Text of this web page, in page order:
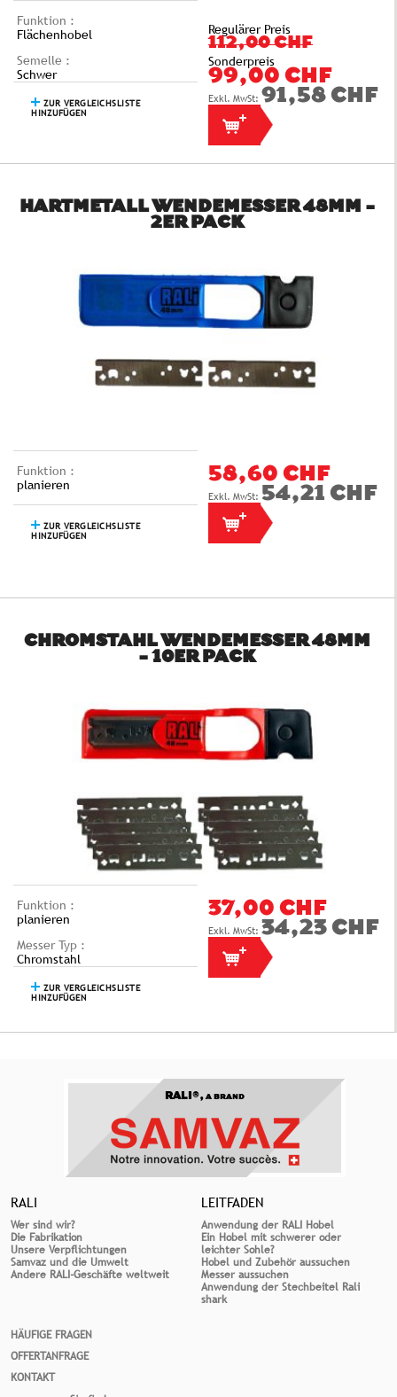
Funktion :
Flächenhobel
Semelle :
Schwer
ZUR VERGLEICHSLISTE
HINZUFÜGEN
Regulärer Preis
112,00 CHF
Sonderpreis
99,00 CHF
91,58 CHF
HARTMETALL WENDEMESSER 48MM -
2ER PACK
Funktion :
planieren
ZUR VERGLEICHSLISTE
HINZUFÜGEN
58,60 CHF
54,21 CHF
CHROMSTAHL WENDEMESSER 48MM
- 10ER PACK
Funktion :
planieren
Messer Typ :
Chromstahl
ZUR VERGLEICHSLISTE
HINZUFÜGEN
37,00 CHF
34,23 CHF
RALI®, A BRAND
RALI
Wer sind wir?
Die Fabrikation
Unsere Verpflichtungen
Samvaz und die Umwelt
Andere RALI-Geschäfte weltweit
LEITFADEN
Anwendung der RALI Hobel
Ein Hobel mit schwerer oder
leichter Sohle?
Hobel und Zubehör aussuchen
Messer aussuchen
Anwendung der Stechbeitel Rali
shark
HÄUFIGE FRAGEN
OFFERTANFRAGE
KONTAKT